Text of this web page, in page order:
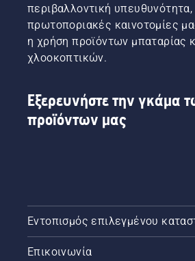
περιβαλλοντική
πρωτοποριακές καινοτομίες
η χρήση προϊόντων μπαταρίας
χλοοκοπτικών.
Εξερευνήστε την γκάμα
προϊόντων μας
Εντοπισμός επιλεγμένου
Επικοινωνία